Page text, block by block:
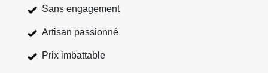
Sans engagement
Artisan passionné
Prix imbattable